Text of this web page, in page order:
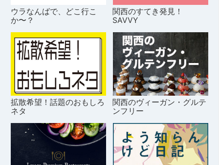
ウラなんばで、どこ行こ
か〜？
関西のすてき発見！
SAVVY
拡散希望！話題のおもしろ
ネタ
関西のヴィーガン・グルテ
ンフリー